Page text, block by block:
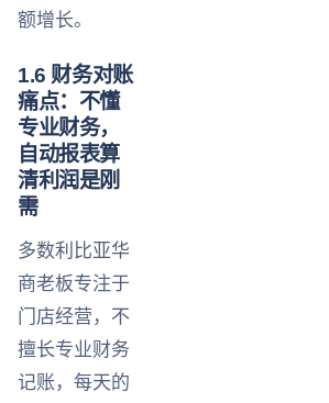
额增长。
1.6 财务对账
痛点：不懂
专业财务，
自动报表算
清利润是刚
需
多数利比亚华
商老板专注于
门店经营，不
擅长专业财务
记账，每天的